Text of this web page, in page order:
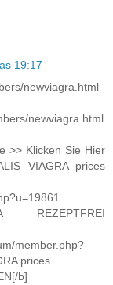
19:17
newviagra.html
newviagra.html
>> Klicken Sie Hier
VIAGRA prices
REZEPTFREI
member.php?
prices
b]